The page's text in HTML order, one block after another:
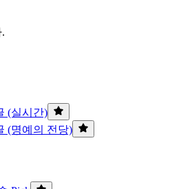
(실시간)
(명예의 전당)